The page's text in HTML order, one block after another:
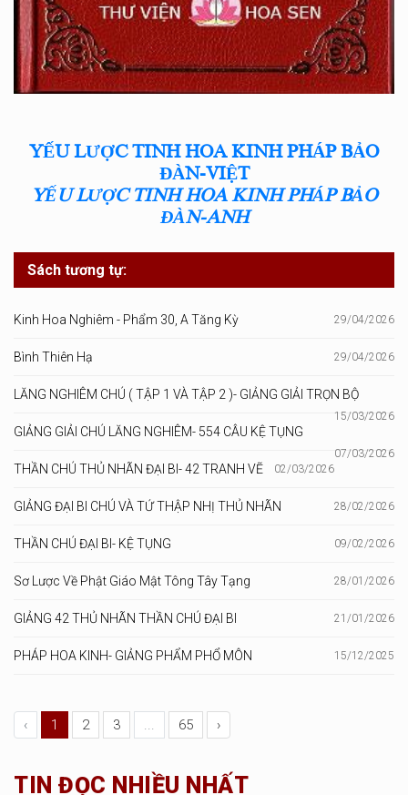
YẾU LƯỢC TINH HOA KINH PHÁP BẢO
ĐÀN-VIỆT
YẾU LƯỢC TINH HOA KINH PHÁP BẢO
ĐÀN-ANH
Sách tương tự:
Kinh Hoa Nghiêm - Phẩm 30, A Tăng Kỳ 29/04/2026
Bình Thiên Hạ 29/04/2026
LĂNG NGHIÊM CHÚ ( TẬP 1 VÀ TẬP 2 )- GIẢNG GIẢI TRỌN BỘ
15/03/2026
GIẢNG GIẢI CHÚ LĂNG NGHIÊM- 554 CÂU KỆ TỤNG
07/03/2026
THẦN CHÚ THỦ NHÃN ĐẠI BI- 42 TRANH VẼ 02/03/2026
GIẢNG ĐẠI BI CHÚ VÀ TỨ THẬP NHỊ THỦ NHÃN 28/02/2026
THẦN CHÚ ĐẠI BI- KỆ TỤNG 09/02/2026
Sơ Lược Về Phật Giáo Mật Tông Tây Tạng 28/01/2026
GIẢNG 42 THỦ NHÃN THẦN CHÚ ĐẠI BI 21/01/2026
PHÁP HOA KINH- GIẢNG PHẨM PHỔ MÔN 15/12/2025
‹ 1 2 3 ... 65 ›
TIN ĐỌC NHIỀU NHẤT